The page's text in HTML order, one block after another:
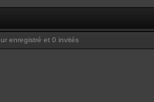
enregistré et 0 invités